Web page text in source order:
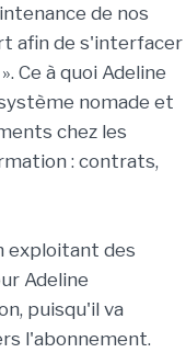
de nos
afin de s'interfacer
Ce à quoi Adeline
nomade et
chez les
: contrats,
exploitant des
Adeline
puisqu'il va
l'abonnement.